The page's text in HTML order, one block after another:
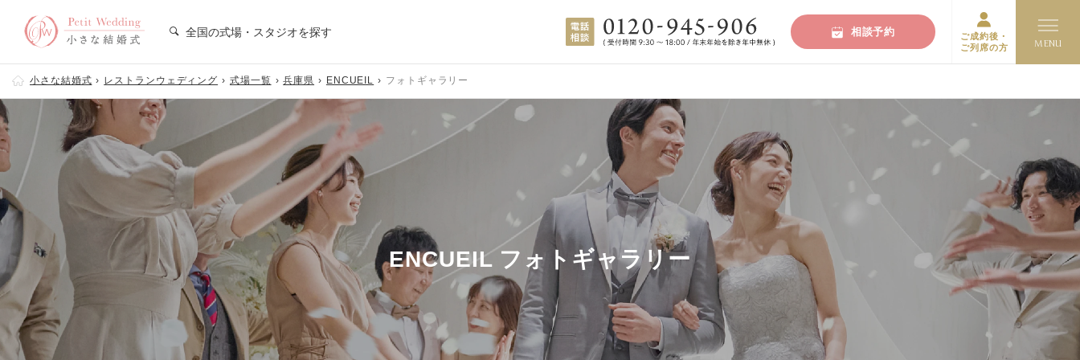
全国の式場・スタジオを探す 相談予約
ご成約後・
ご列席の方
小さな結婚式 レストランウェディング 式場一覧 兵庫県 ENCUEIL フォトギャラリー
ENCUEIL フォトギャラリー